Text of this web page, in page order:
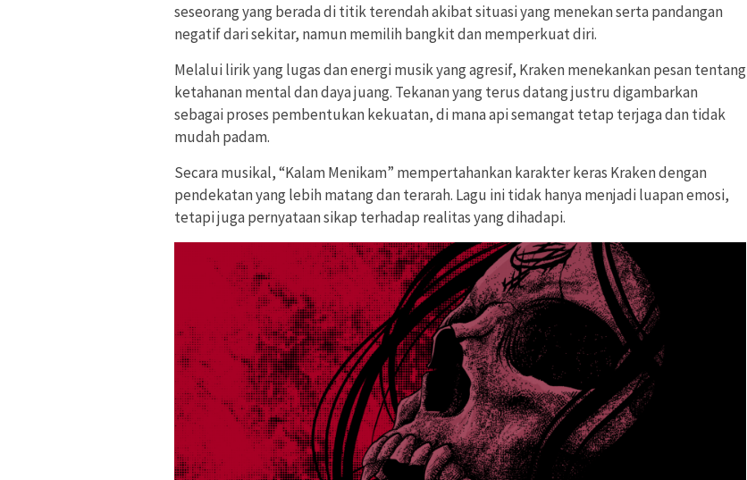
seseorang yang berada di titik terendah akibat situasi yang menekan serta pandangan
negatif dari sekitar, namun memilih bangkit dan memperkuat diri.
Melalui lirik yang lugas dan energi musik yang agresif, Kraken menekankan pesan tentang
ketahanan mental dan daya juang. Tekanan yang terus datang justru digambarkan
sebagai proses pembentukan kekuatan, di mana api semangat tetap terjaga dan tidak
mudah padam.
Secara musikal, “Kalam Menikam” mempertahankan karakter keras Kraken dengan
pendekatan yang lebih matang dan terarah. Lagu ini tidak hanya menjadi luapan emosi,
tetapi juga pernyataan sikap terhadap realitas yang dihadapi.